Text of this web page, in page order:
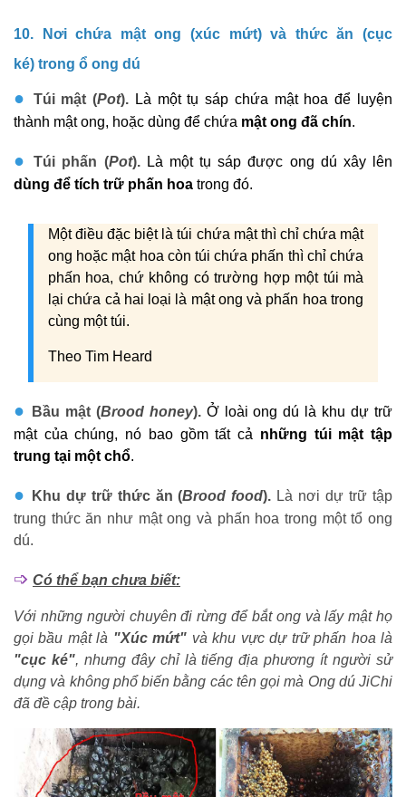
10. Nơi chứa mật ong (xúc mứt) và thức ăn (cục
ké) trong ổ ong dú
● Túi mật (Pot). Là một tụ sáp chứa mật hoa để luyện
thành mật ong, hoặc dùng để chứa mật ong đã chín.
● Túi phấn (Pot).
Là một tụ sáp được ong dú xây lên
dùng để tích trữ phấn hoa trong đó.
Một điều đặc biệt là túi chứa mật thì chỉ chứa mật
ong hoặc mật hoa còn túi chứa phấn thì chỉ chứa
phấn hoa, chứ không có trường hợp một túi mà
lại chứa cả hai loại là mật ong và phấn hoa trong
cùng một túi.
Theo Tim Heard
● Bầu mật (Brood honey). Ở loài ong dú là khu dự trữ
mật của chúng, nó bao gồm tất cả những túi mật tập
trung tại một chổ.
● Khu dự trữ thức ăn (Brood food). Là nơi dự trữ tập
trung thức ăn như mật ong và phấn hoa trong một tổ ong
dú.
➩ Có thể bạn chưa biết:
Với những người chuyên đi rừng để bắt ong và lấy mật họ
gọi bầu mật là "Xúc mứt" và khu vực dự trữ phấn hoa là
"cục ké", nhưng đây chỉ là tiếng địa phương ít người sử
dụng và không phổ biến bằng các tên gọi mà Ong dú JiChi
đã đề cập trong bài.